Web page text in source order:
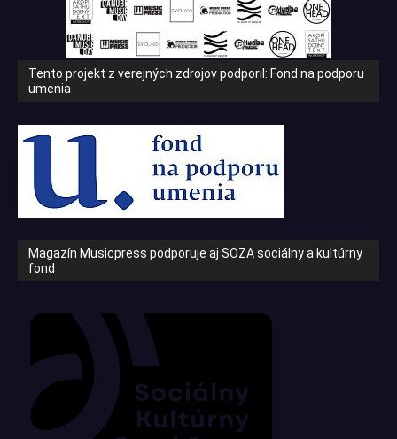
Tento projekt z verejných zdrojov podporil: Fond na podporu
umenia
Magazín Musicpress podporuje aj SOZA sociálny a kultúrny
fond